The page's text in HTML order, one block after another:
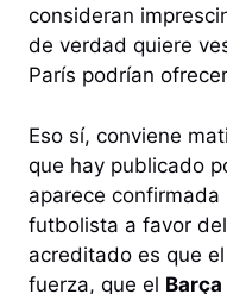
consideran
de verdad quiere
París podrían
Eso sí, conviene
que hay publicado
aparece
futbolista a favor del
acreditado es que
fuerza, que el Barça